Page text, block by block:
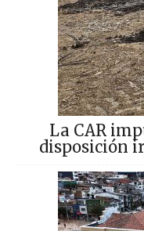
La CAR
disposición